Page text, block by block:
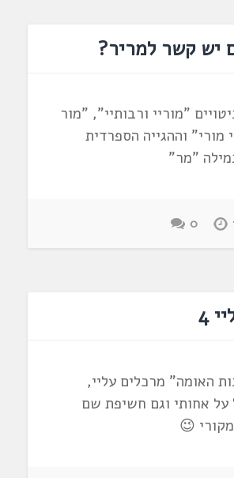
יש קשר למריר?
"מוריי ורבותיי", "מור
וההגייה הספרדית
"מר"
0
4
האומה" מרכלים עליי,
על אחותי וגם חשיפת שם
😉